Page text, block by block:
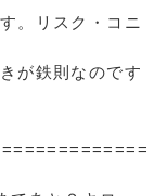
。リスク・コニ
が鉄則なのです